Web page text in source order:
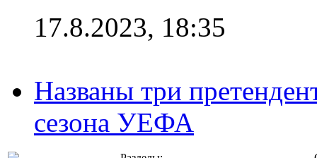
17.8.2023, 18:35
Названы три
сезона УЕФА